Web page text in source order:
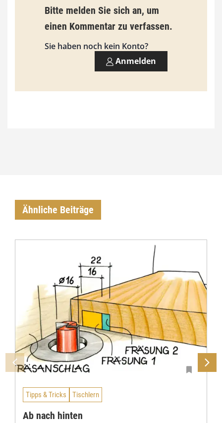
9
3
0
0
Bitte melden Sie sich an, um
einen Kommentar zu verfassen.
Sie haben noch kein Konto?
Anmelden
Ähnliche Beiträge
Tipps & Tricks Tischlern
Ab nach hinten